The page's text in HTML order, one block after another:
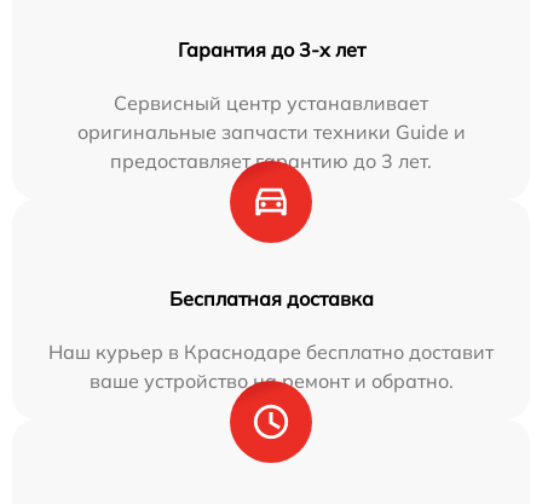
Гарантия до 3-х лет
Сервисный центр устанавливает
оригинальные запчасти техники Guide и
предоставляет гарантию до 3 лет.
Бесплатная доставка
Наш курьер в Краснодаре бесплатно доставит
ваше устройство на ремонт и обратно.